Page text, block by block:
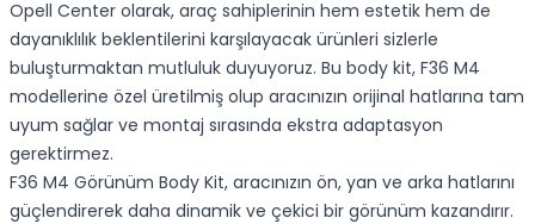
Opell Center olarak, araç sahiplerinin hem estetik hem de
dayanıklılık beklentilerini karşılayacak ürünleri sizlerle
buluşturmaktan mutluluk duyuyoruz. Bu body kit, F36 M4
modellerine özel üretilmiş olup aracınızın orijinal hatlarına tam
uyum sağlar ve montaj sırasında ekstra adaptasyon
gerektirmez.
F36 M4 Görünüm Body Kit, aracınızın ön, yan ve arka hatlarını
güçlendirerek daha dinamik ve çekici bir görünüm kazandırır.